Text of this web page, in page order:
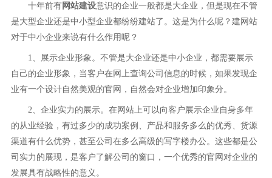
十年前有网站建设意识的企业一般都是大企业，但是现在不管
是大型企业还是中小型企业都纷纷建站了。这是为什么呢？建网站
对于中小企业来说有什么作用呢？
1、展示企业形象。不管是大企业还是中小企业，都需要展示
自己的企业形象，当客户在网上查询公司信息的时候，如果发现企
业有一个设计自然美观的官网，自然会对企业增加印象分。
2、企业实力的展示。在网站上可以向客户展示企业自身多年
的从业经验，有过多少的成功案例、产品和服务多么的优秀、货源
渠道有什么优势，甚至公司在多么高级的写字楼办公。这些都是公
司实力的展现，是客户了解公司的窗口，一个优秀的官网对企业的
发展具有战略性的意义。